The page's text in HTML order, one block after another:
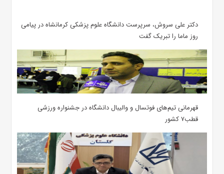
دکتر علی سروش، سرپرست دانشگاه علوم پزشکی کرمانشاه در پیامی
روز ماما را تبریک گفت
قهرمانی تیم‌های فوتسال و والیبال دانشگاه در جشنواره ورزشی
قطب۷ کشور